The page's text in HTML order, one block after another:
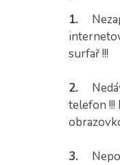
1.
surfař !!!
2.
telefon !!!
3.